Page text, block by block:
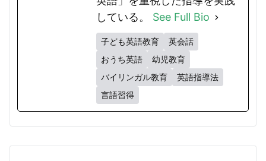
している。 See Full Bio
子ども英語教育
英会話
おうち英語
幼児教育
バイリンガル教育
英語指導法
言語習得